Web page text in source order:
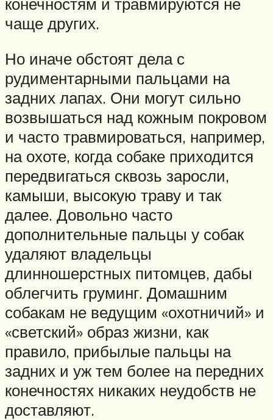
чаще других.
Но иначе обстоят дела с
рудиментарными пальцами на
задних лапах. Они могут сильно
возвышаться над кожным покровом
и часто травмироваться, например,
на охоте, когда собаке приходится
передвигаться сквозь заросли,
камыши, высокую траву и так
далее. Довольно часто
дополнительные пальцы у собак
удаляют владельцы
длинношерстных питомцев, дабы
облегчить груминг. Домашним
собакам не ведущим «охотничий» и
«светский» образ жизни, как
правило, прибылые пальцы на
задних и уж тем более на передних
конечностях никаких неудобств не
доставляют.